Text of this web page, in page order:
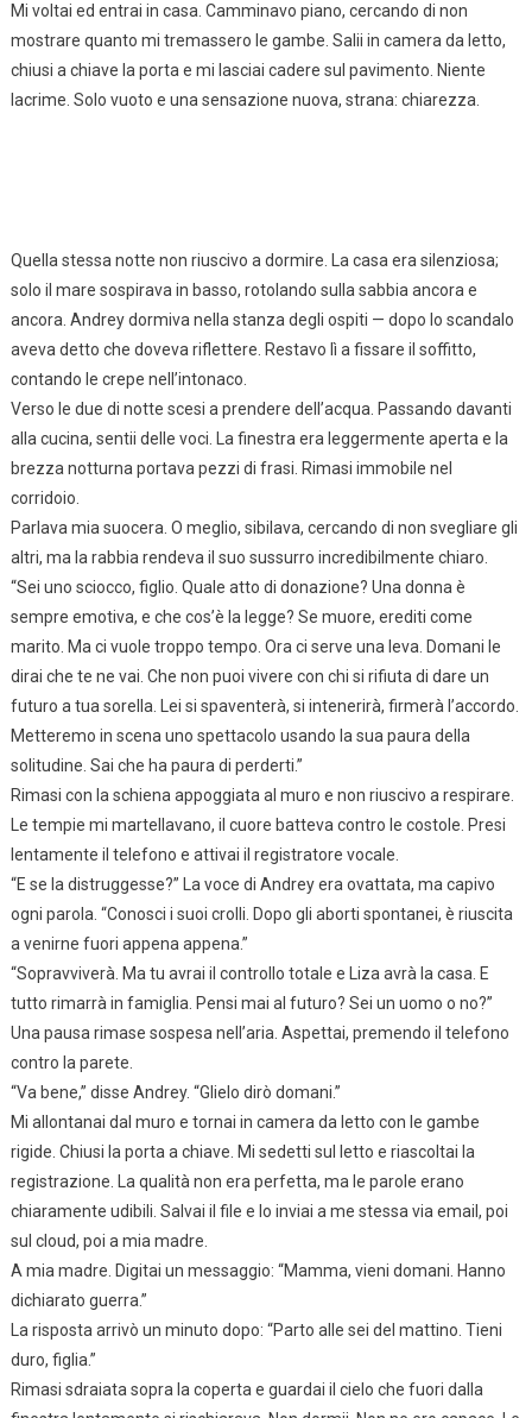
Mi voltai ed entrai in casa. Camminavo piano, cercando di non
mostrare quanto mi tremassero le gambe. Salii in camera da letto,
chiusi a chiave la porta e mi lasciai cadere sul pavimento. Niente
lacrime. Solo vuoto e una sensazione nuova, strana: chiarezza.
Quella stessa notte non riuscivo a dormire. La casa era silenziosa;
solo il mare sospirava in basso, rotolando sulla sabbia ancora e
ancora. Andrey dormiva nella stanza degli ospiti — dopo lo scandalo
aveva detto che doveva riflettere. Restavo lì a fissare il soffitto,
contando le crepe nell’intonaco.
Verso le due di notte scesi a prendere dell’acqua. Passando davanti
alla cucina, sentii delle voci. La finestra era leggermente aperta e la
brezza notturna portava pezzi di frasi. Rimasi immobile nel
corridoio.
Parlava mia suocera. O meglio, sibilava, cercando di non svegliare gli
altri, ma la rabbia rendeva il suo sussurro incredibilmente chiaro.
“Sei uno sciocco, figlio. Quale atto di donazione? Una donna è
sempre emotiva, e che cos’è la legge? Se muore, erediti come
marito. Ma ci vuole troppo tempo. Ora ci serve una leva. Domani le
dirai che te ne vai. Che non puoi vivere con chi si rifiuta di dare un
futuro a tua sorella. Lei si spaventerà, si intenerirà, firmerà l’accordo.
Metteremo in scena uno spettacolo usando la sua paura della
solitudine. Sai che ha paura di perderti.”
Rimasi con la schiena appoggiata al muro e non riuscivo a respirare.
Le tempie mi martellavano, il cuore batteva contro le costole. Presi
lentamente il telefono e attivai il registratore vocale.
“E se la distruggesse?” La voce di Andrey era ovattata, ma capivo
ogni parola. “Conosci i suoi crolli. Dopo gli aborti spontanei, è riuscita
a venirne fuori appena appena.”
“Sopravviverà. Ma tu avrai il controllo totale e Liza avrà la casa. E
tutto rimarrà in famiglia. Pensi mai al futuro? Sei un uomo o no?”
Una pausa rimase sospesa nell’aria. Aspettai, premendo il telefono
contro la parete.
“Va bene,” disse Andrey. “Glielo dirò domani.”
Mi allontanai dal muro e tornai in camera da letto con le gambe
rigide. Chiusi la porta a chiave. Mi sedetti sul letto e riascoltai la
registrazione. La qualità non era perfetta, ma le parole erano
chiaramente udibili. Salvai il file e lo inviai a me stessa via email, poi
sul cloud, poi a mia madre.
A mia madre. Digitai un messaggio: “Mamma, vieni domani. Hanno
dichiarato guerra.”
La risposta arrivò un minuto dopo: “Parto alle sei del mattino. Tieni
duro, figlia.”
Rimasi sdraiata sopra la coperta e guardai il cielo che fuori dalla